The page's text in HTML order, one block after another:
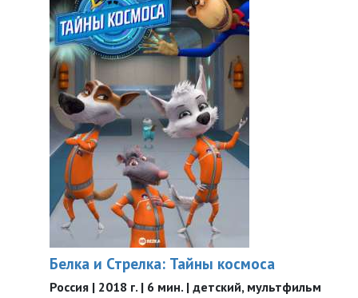
Белка и Стрелка: Тайны космоса
Россия | 2018 г. | 6 мин. | детский, мультфильм